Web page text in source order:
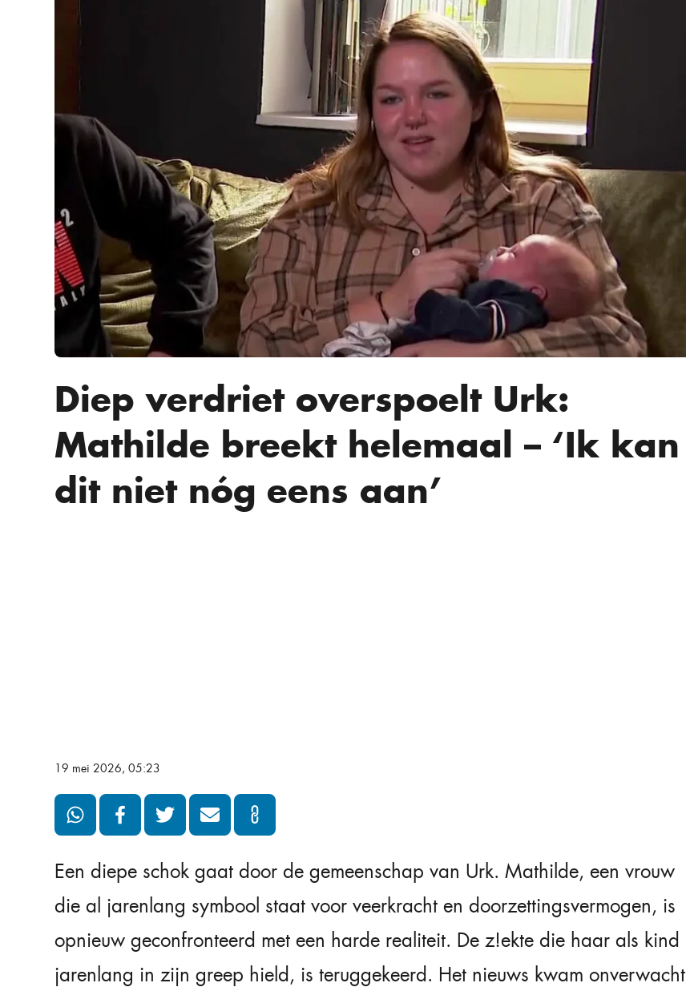
Diep verdriet overspoelt Urk:
Mathilde breekt helemaal – ‘Ik kan
dit niet nóg eens aan’
19 mei 2026, 05:23
Een diepe schok gaat door de gemeenschap van Urk. Mathilde, een vrouw
die al jarenlang symbool staat voor veerkracht en doorzettingsvermogen, is
opnieuw geconfronteerd met een harde realiteit. De z!ekte die haar als kind
jarenlang in zijn greep hield, is teruggekeerd. Het nieuws kwam onverwacht